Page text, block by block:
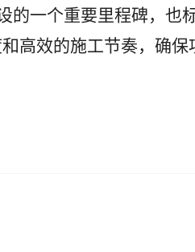
的一个重要里程碑，也
高效的施工节奏，确